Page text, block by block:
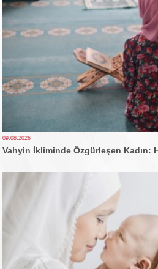
09.08.2026
Vahyin İkliminde Özgürleşen Kadın: